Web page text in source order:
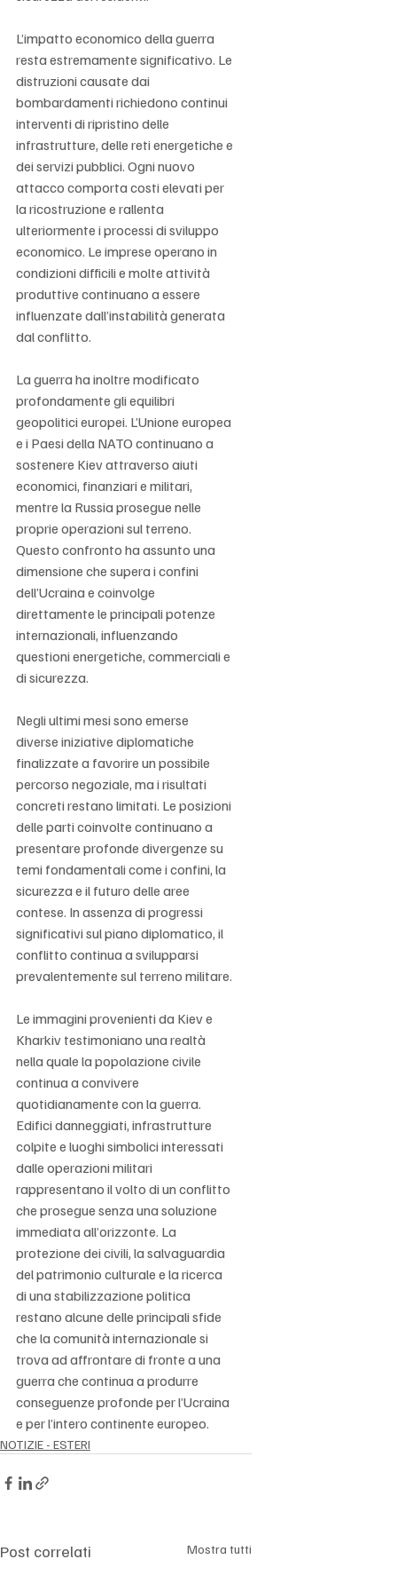
L’impatto economico della guerra
resta estremamente significativo. Le
distruzioni causate dai
bombardamenti richiedono continui
interventi di ripristino delle
infrastrutture, delle reti energetiche e
dei servizi pubblici. Ogni nuovo
attacco comporta costi elevati per
la ricostruzione e rallenta
ulteriormente i processi di sviluppo
economico. Le imprese operano in
condizioni difficili e molte attività
produttive continuano a essere
influenzate dall’instabilità generata
dal conflitto.
La guerra ha inoltre modificato
profondamente gli equilibri
geopolitici europei. L’Unione europea
e i Paesi della NATO continuano a
sostenere Kiev attraverso aiuti
economici, finanziari e militari,
mentre la Russia prosegue nelle
proprie operazioni sul terreno.
Questo confronto ha assunto una
dimensione che supera i confini
dell’Ucraina e coinvolge
direttamente le principali potenze
internazionali, influenzando
questioni energetiche, commerciali e
di sicurezza.
Negli ultimi mesi sono emerse
diverse iniziative diplomatiche
finalizzate a favorire un possibile
percorso negoziale, ma i risultati
concreti restano limitati. Le posizioni
delle parti coinvolte continuano a
presentare profonde divergenze su
temi fondamentali come i confini, la
sicurezza e il futuro delle aree
contese. In assenza di progressi
significativi sul piano diplomatico, il
conflitto continua a svilupparsi
prevalentemente sul terreno militare.
Le immagini provenienti da Kiev e
Kharkiv testimoniano una realtà
nella quale la popolazione civile
continua a convivere
quotidianamente con la guerra.
Edifici danneggiati, infrastrutture
colpite e luoghi simbolici interessati
dalle operazioni militari
rappresentano il volto di un conflitto
che prosegue senza una soluzione
immediata all’orizzonte. La
protezione dei civili, la salvaguardia
del patrimonio culturale e la ricerca
di una stabilizzazione politica
restano alcune delle principali sfide
che la comunità internazionale si
trova ad affrontare di fronte a una
guerra che continua a produrre
conseguenze profonde per l’Ucraina
e per l’intero continente europeo.
NOTIZIE - ESTERI
Post correlati Mostra tutti